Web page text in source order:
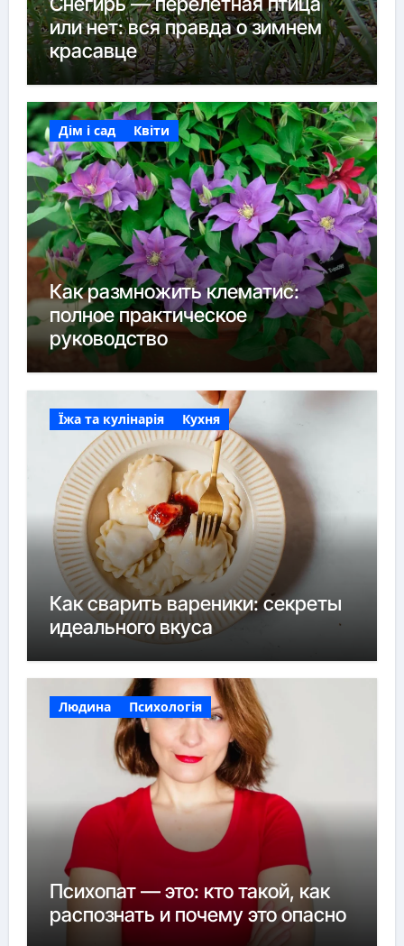
или нет: вся правда о зимнем
красавце
Дім і сад Квіти
Как размножить клематис:
полное практическое
руководство
Їжа та кулінарія Кухня
Как сварить вареники: секреты
идеального вкуса
Людина Психологія
Психопат — это: кто такой, как
распознать и почему это опасно